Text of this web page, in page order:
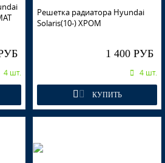
ULTRA BLACK PEARL, 팬텀블랙
ULTRA BLACK PEARL, 팬텀블랙
4 шт.
Решетка радиатора Hyundai
Solaris(10-) ХРОМ
1 400 РУБ
4 шт.
КУПИТЬ